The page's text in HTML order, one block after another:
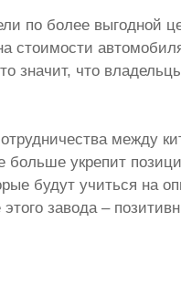
по более выгодной
стоимости
значит, что
между
укрепит
будут учиться на
завода –